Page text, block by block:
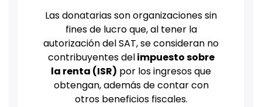
Las donatarias son organizaciones sin
fines de lucro que, al tener la
autorización del SAT, se consideran no
contribuyentes delimpuesto sobre
la renta (ISR) por los ingresos que
obtengan, además de contar con
otros beneficios fiscales.